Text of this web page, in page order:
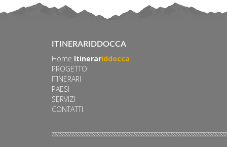
ITINERARIDDOCCA
Home Itinerariddocca
PROGETTO
ITINERARI
PAESI
SERVIZI
CONTATTI